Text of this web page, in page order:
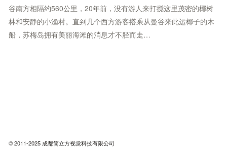
谷南方相隔约560公里，20年前，没有游人来打搅这里茂密的椰树
林和安静的小渔村。直到几个西方游客搭乘从曼谷来此运椰子的木
船，苏梅岛拥有美丽海滩的消息才不胫而走…
© 2011-2025 成都简立方视觉科技有限公司